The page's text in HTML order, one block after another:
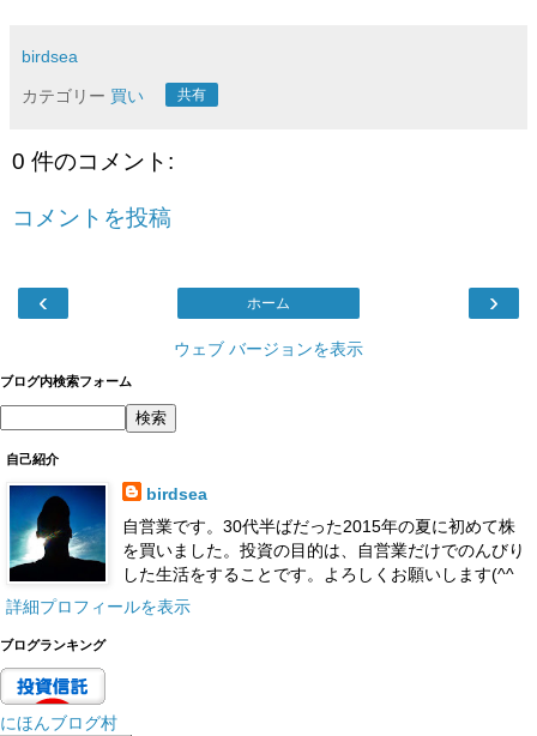
birdsea
カテゴリー 買い 共有
0 件のコメント:
コメントを投稿
‹ ›
ホーム
ウェブ バージョンを表示
ブログ内検索フォーム
自己紹介
birdsea
自営業です。30代半ばだった2015年の夏に初めて株
を買いました。投資の目的は、自営業だけでのんびり
した生活をすることです。よろしくお願いします(^^
詳細プロフィールを表示
ブログランキング
にほんブログ村